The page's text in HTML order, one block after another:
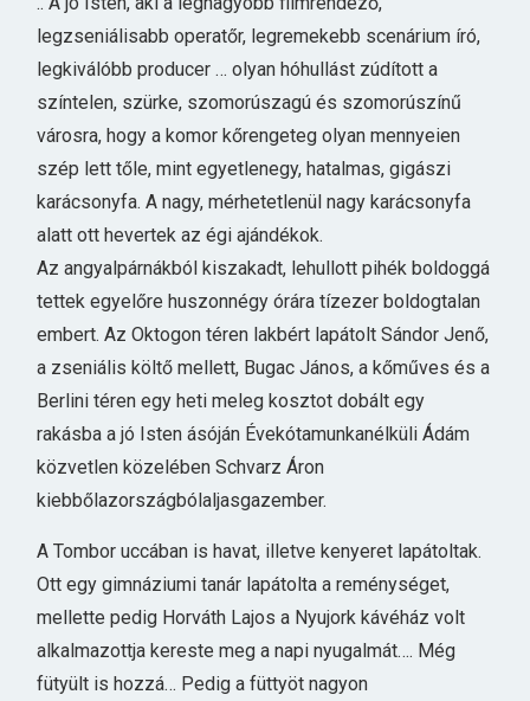
legzseniálisabb operatőr, legremekebb scenárium író,
legkiválóbb producer … olyan hóhullást zúdított a
színtelen, szürke, szomorúszagú és szomorúszínű
városra, hogy a komor kőrengeteg olyan mennyeien
szép lett tőle, mint egyetlenegy, hatalmas, gigászi
karácsonyfa. A nagy, mérhetetlenül nagy karácsonyfa
alatt ott hevertek az égi ajándékok.
Az angyalpárnákból kiszakadt, lehullott pihék boldoggá
tettek egyelőre huszonnégy órára tízezer boldogtalan
embert. Az Oktogon téren lakbért lapátolt Sándor Jenő,
a zseniális költő mellett, Bugac János, a kőműves és a
Berlini téren egy heti meleg kosztot dobált egy
rakásba a jó Isten ásóján Évekótamunkanélküli Ádám
közvetlen közelében Schvarz Áron
kiebbőlazországbólaljasgazember.
A Tombor uccában is havat, illetve kenyeret lapátoltak.
Ott egy gimnáziumi tanár lapátolta a reménységet,
mellette pedig Horváth Lajos a Nyujork kávéház volt
alkalmazottja kereste meg a napi nyugalmát…. Még
fütyült is hozzá… Pedig a füttyöt nagyon